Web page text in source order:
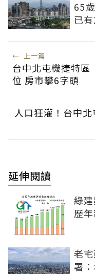
65
已
← 上一篇
台中北屯機捷特區
位 房市攀6字頭
人口狂灌！台中
延伸閱讀
綠
歷
老
署